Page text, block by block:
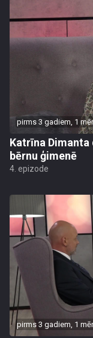
pirms 3 gadiem, 1
Katrīna Dimanta
bērnu ģimenē
4. epizode
pirms 3 gadiem, 1